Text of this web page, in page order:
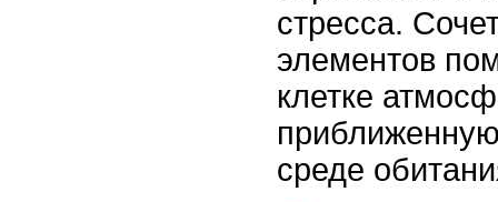
стресса.
элементов
клетке
среде